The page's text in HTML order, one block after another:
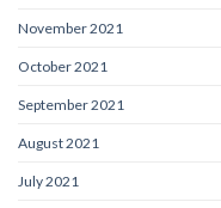
November 2021
October 2021
September 2021
August 2021
July 2021